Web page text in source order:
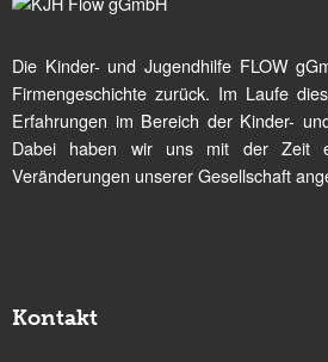
Die Kinder- und Jugendhilfe FLOW
Firmengeschichte zurück. Im Laufe
Erfahrungen im Bereich der Kinder-
Dabei haben wir uns mit der Zeit
Veränderungen unserer Gesellschaft
Kontakt